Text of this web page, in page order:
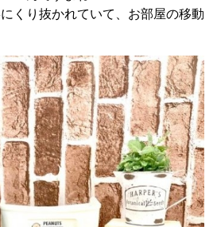
くり抜かれていて、お部屋の移動